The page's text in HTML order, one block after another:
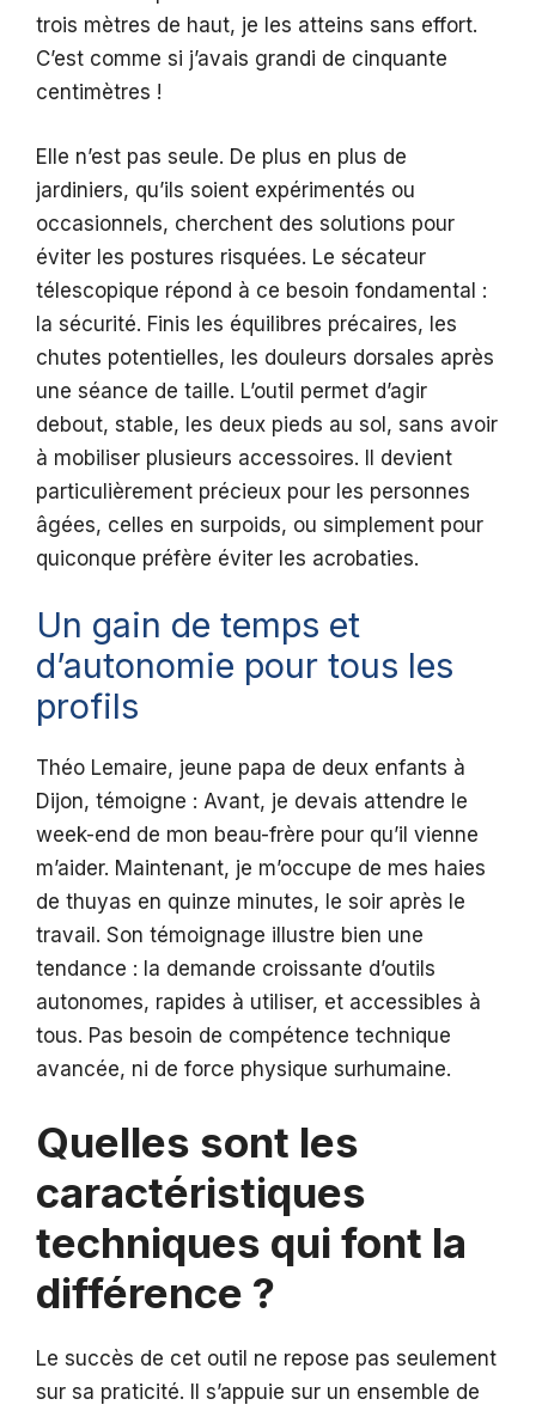
trois mètres de haut, je les atteins sans effort.
C’est comme si j’avais grandi de cinquante
centimètres !
Elle n’est pas seule. De plus en plus de
jardiniers, qu’ils soient expérimentés ou
occasionnels, cherchent des solutions pour
éviter les postures risquées. Le sécateur
télescopique répond à ce besoin fondamental :
la sécurité. Finis les équilibres précaires, les
chutes potentielles, les douleurs dorsales après
une séance de taille. L’outil permet d’agir
debout, stable, les deux pieds au sol, sans avoir
à mobiliser plusieurs accessoires. Il devient
particulièrement précieux pour les personnes
âgées, celles en surpoids, ou simplement pour
quiconque préfère éviter les acrobaties.
Un gain de temps et
d’autonomie pour tous les
profils
Théo Lemaire, jeune papa de deux enfants à
Dijon, témoigne : Avant, je devais attendre le
week-end de mon beau-frère pour qu’il vienne
m’aider. Maintenant, je m’occupe de mes haies
de thuyas en quinze minutes, le soir après le
travail. Son témoignage illustre bien une
tendance : la demande croissante d’outils
autonomes, rapides à utiliser, et accessibles à
tous. Pas besoin de compétence technique
avancée, ni de force physique surhumaine.
Quelles sont les
caractéristiques
techniques qui font la
différence ?
Le succès de cet outil ne repose pas seulement
sur sa praticité. Il s’appuie sur un ensemble de